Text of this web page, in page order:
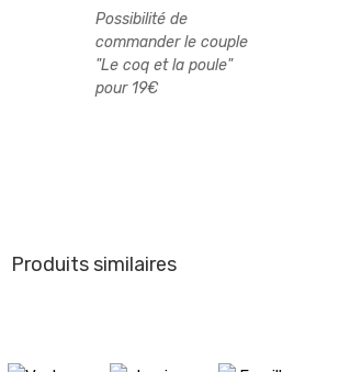
Possibilité de
commander le couple
"Le coq et la poule"
pour 19€
Produits similaires